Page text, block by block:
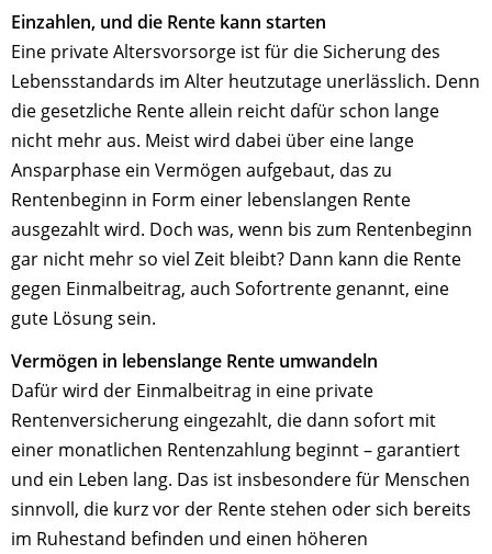
Einzahlen, und die Rente kann starten
Eine private Altersvorsorge ist für die Sicherung des
Lebensstandards im Alter heutzutage unerlässlich. Denn
die gesetzliche Rente allein reicht dafür schon lange
nicht mehr aus. Meist wird dabei über eine lange
Ansparphase ein Vermögen aufgebaut, das zu
Rentenbeginn in Form einer lebenslangen Rente
ausgezahlt wird. Doch was, wenn bis zum Rentenbeginn
gar nicht mehr so viel Zeit bleibt? Dann kann die Rente
gegen Einmalbeitrag, auch Sofortrente genannt, eine
gute Lösung sein.
Vermögen in lebenslange Rente umwandeln
Dafür wird der Einmalbeitrag in eine private
Rentenversicherung eingezahlt, die dann sofort mit
einer monatlichen Rentenzahlung beginnt – garantiert
und ein Leben lang. Das ist insbesondere für Menschen
sinnvoll, die kurz vor der Rente stehen oder sich bereits
im Ruhestand befinden und einen höheren